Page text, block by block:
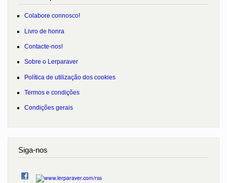
Colabore connosco!
Livro de honra
Contacte-nos!
Sobre o Lerparaver
Política de utilização dos cookies
Termos e condições
Condições gerais
Siga-nos